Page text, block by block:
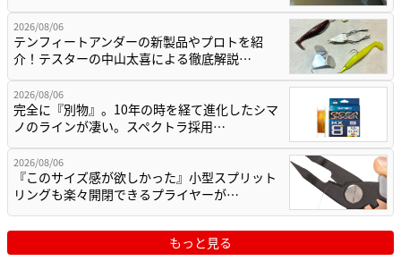
2026/08/06
テンフィートアンダーの新製品やプロトを紹
介！テスターの中山太喜による徹底解説…
2026/08/06
完全に『別物』。10年の時を経て進化したシマ
ノのラインが凄い。スペクトラ採用…
2026/08/06
『このサイズ感が欲しかった』小型スプリット
リングも楽々開閉できるプライヤーが…
もっと見る